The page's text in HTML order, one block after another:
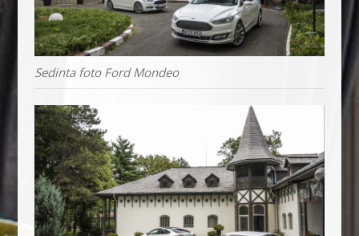
Sedinta foto Ford Mondeo